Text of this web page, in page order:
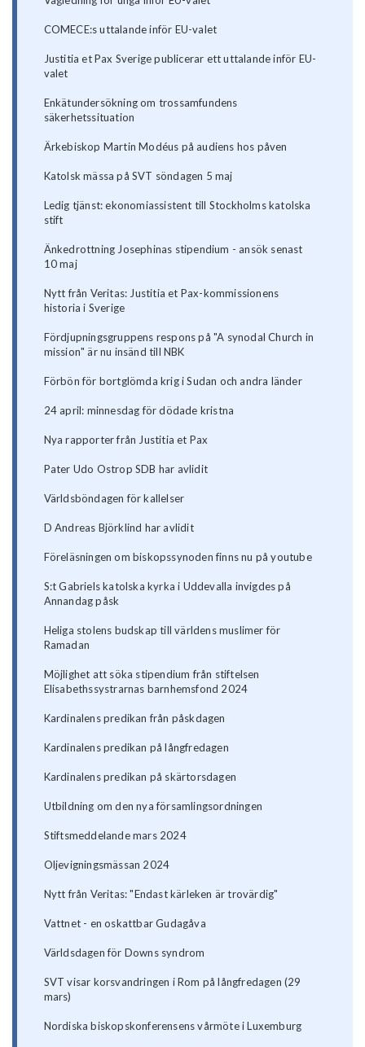
COMECE:s uttalande inför EU-valet
Justitia et Pax Sverige publicerar ett uttalande inför EU-
valet
Enkätundersökning om trossamfundens
säkerhetssituation
Ärkebiskop Martin Modéus på audiens hos påven
Katolsk mässa på SVT söndagen 5 maj
Ledig tjänst: ekonomiassistent till Stockholms katolska
stift
Änkedrottning Josephinas stipendium - ansök senast
10 maj
Nytt från Veritas: Justitia et Pax-kommissionens
historia i Sverige
Fördjupningsgruppens respons på "A synodal Church in
mission" är nu insänd till NBK
Förbön för bortglömda krig i Sudan och andra länder
24 april: minnesdag för dödade kristna
Nya rapporter från Justitia et Pax
Pater Udo Ostrop SDB har avlidit
Världsböndagen för kallelser
D Andreas Björklind har avlidit
Föreläsningen om biskopssynoden finns nu på youtube
S:t Gabriels katolska kyrka i Uddevalla invigdes på
Annandag påsk
Heliga stolens budskap till världens muslimer för
Ramadan
Möjlighet att söka stipendium från stiftelsen
Elisabethssystrarnas barnhemsfond 2024
Kardinalens predikan från påskdagen
Kardinalens predikan på långfredagen
Kardinalens predikan på skärtorsdagen
Utbildning om den nya församlingsordningen
Stiftsmeddelande mars 2024
Oljevigningsmässan 2024
Nytt från Veritas: "Endast kärleken är trovärdig"
Vattnet - en oskattbar Gudagåva
Världsdagen för Downs syndrom
SVT visar korsvandringen i Rom på långfredagen (29
mars)
Nordiska biskopskonferensens vårmöte i Luxemburg